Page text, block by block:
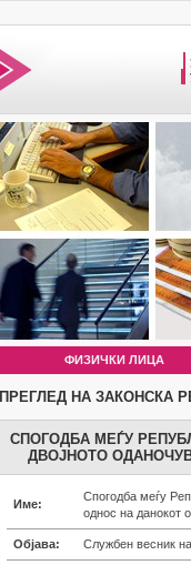
ФИЗИЧКИ ЛИЦА
ПРЕГЛЕД НА ЗАКОНСКА
СПОГОДБА МЕЃУ
ДВОЈНОТО
Име:
Спогодба меѓу
однос на данокот
Објава: Службен весник